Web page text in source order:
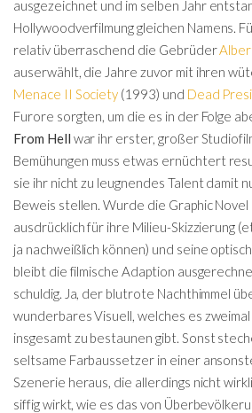
ausgezeichnet und im selben Jahr
Hollywoodverfilmung gleichen Namens.
relativ überraschend die Gebrüder
auserwählt, die Jahre zuvor mit ihren
Menace II Society (1993) und Dead
Furore sorgten, um die es in der Folge
From Hell war ihr erster, großer
Bemühungen muss etwas ernüchtert
sie ihr nicht zu leugnendes Talent damit
Beweis stellen. Wurde die Graphic Novel
ausdrücklich für ihre Milieu-Skizzierung
ja nachweißlich können) und seine
bleibt die filmische Adaption
schuldig. Ja, der blutrote Nachthimmel
wunderbares Visuell, welches es
insgesamt zu bestaunen gibt. Sonst
seltsame Farbaussetzer in einer
Szenerie heraus, die allerdings nicht
siffig wirkt, wie es das von